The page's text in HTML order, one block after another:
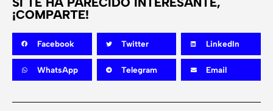
¡COMPARTE!
Facebook Twitter LinkedIn
WhatsApp Telegram Email